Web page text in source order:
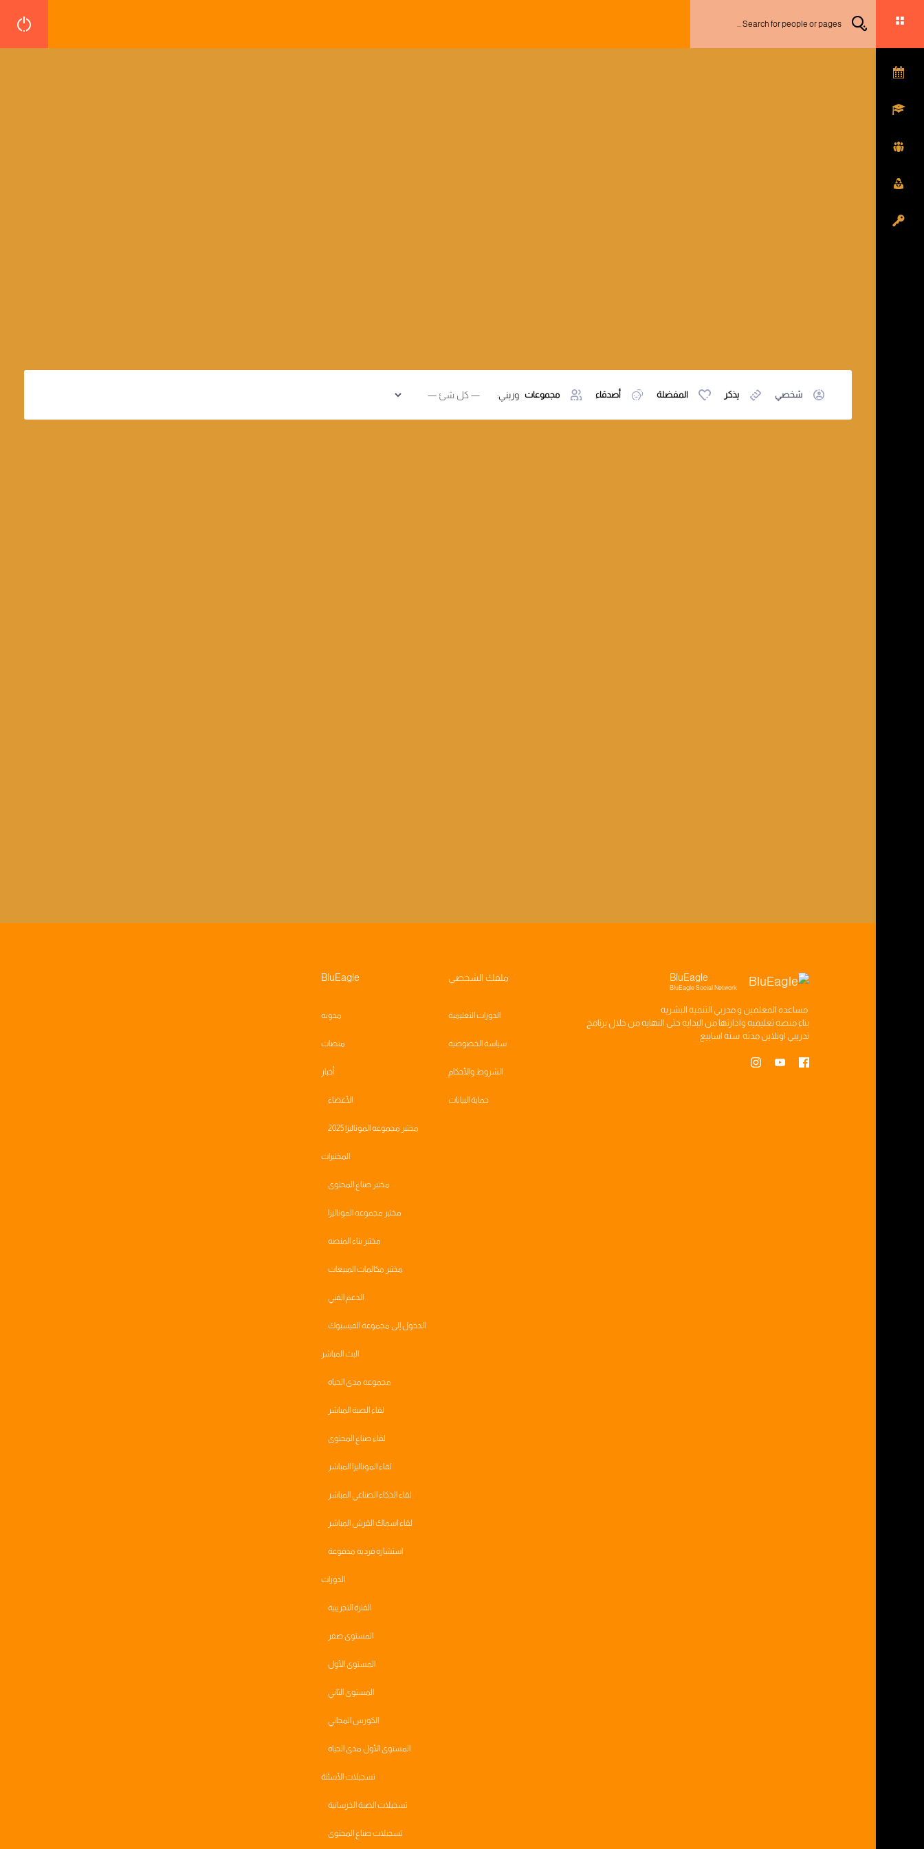
شخصي يذكر المفضلة أصدقاء مجموعات وريني:
BluEagle
BluEagle Social Network
مساعده المعلمين ومدربي التنميه البشريه
بناءمنصه تعليميه وادارتها من البدايه حتى النهايه من خلال برنامج
تدريبي اونلاين مدته سته اسابيع
ملفك الشخصي
الدورات التعليمية
سياسة الخصوصية
الشروط والأحكام
حماية البيانات
BluEagle
مدونه
منصات
أخبار
الأعضاء
مختبر مجموعه الموناليزا 2025
المختبرات
مختبر صناع المحتوى
مختبر مجموعه الموناليزا
مختبر بناء المنصه
مختبر مكالمات المبيعات
الدعم الفني
الدخول إلى مجموعة الفيسبوك
البث المباشر
مجموعه مدى الحياه
لقاء الصبة المباشر
لقاء صناع المحتوى
لقاء الموناليزا المباشر
لقاء الذكاء الصناعي المباشر
لقاء اسماك القرش المباشر
استشاره فرديه مدفوعة
الدورات
الفترة التجريبية
المستوى صفر
المستوى الأول
المستوى الثاني
الكورس المجاني
المستوى الأول مدى الحياه
تسجيلات الأسئلة
تسجيلات الصبة الخرسانية
تسجيلات صناع المحتوى